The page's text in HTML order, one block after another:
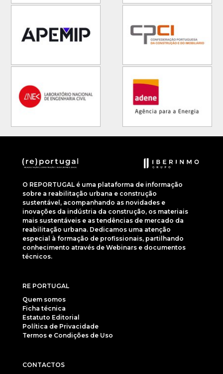
O REPORTUGAL é uma plataforma de informação
sobre a reabilitação urbana e construção
sustentável, acompanhando as novidades e
inovações da indústria da construção, os materiais
mais sustentáveis e as tendências de mercado da
reabilitação urbana. Dedicamos uma atenção
especial à formação de profissionais, partilhando
conhecimento através de Webinars e documentos
técnicos.
RE PORTUGAL
Quem somos
Ficha técnica
Estatuto Editorial
Política de Privacidade
Termos e Condições de Uso
CONTACTOS